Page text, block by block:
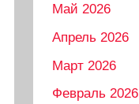
Май 2026
Апрель 2026
Март 2026
Февраль 2026